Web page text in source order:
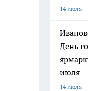
14 июля
День
июля
14 июля